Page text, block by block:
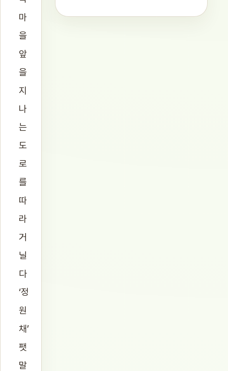
마
을
앞
을
지
나
는
도
로
를
따
라
거
닐
다
‘정
원
채’
팻
말